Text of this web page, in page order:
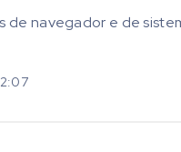
navegador e de